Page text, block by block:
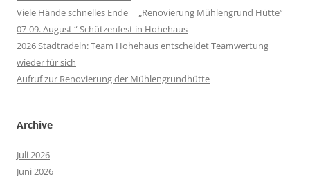
Viele Hände schnelles Ende „Renovierung Mühlengrund Hütte“
07-09. August “ Schützenfest in Hohehaus
2026 Stadtradeln: Team Hohehaus entscheidet Teamwertung
wieder für sich
Aufruf zur Renovierung der Mühlengrundhütte
Archive
Juli 2026
Juni 2026